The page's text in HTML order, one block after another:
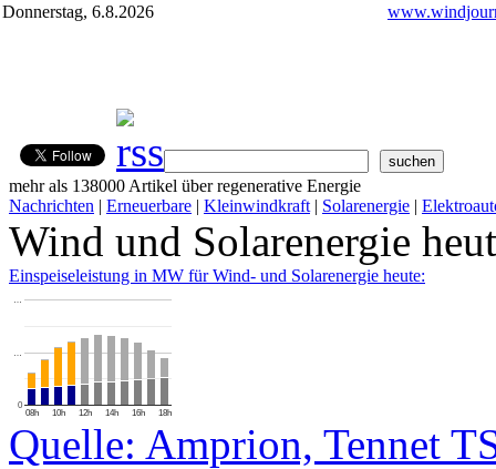
Donnerstag, 6.8.2026
mehr als 138000 Artikel über regenerative Energie
Nachrichten | Erneuerbare | Kleinwindkraft | Solarenergie |
Wind und Solarenergie
Einspeiseleistung in MW für Wind- und Solarenergie heute:
08h 10h 12h 14h 16h 18h
0
…
…
Quelle: Amprion, Tennet